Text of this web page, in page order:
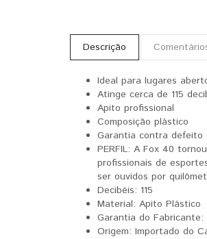
Descrição
Ideal para lugares
Atinge cerca de 115
Apito profissional
Composição plástico
Garantia contra defeito
PERFIL: A Fox 40
profissionais de
ser ouvidos por
Decibéis: 115
Material: Apito Plástico
Garantia do
Origem: Importado do